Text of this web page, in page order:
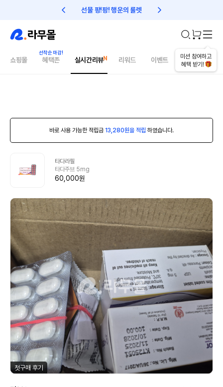
선물 팡!팡! 행운의 룰렛 친구초대 1만원 리워드!
미션 참여하고
혜택 받기!
쇼핑몰 혜택존 실시간리뷰 리워드 이벤트 건강매거진
바로 사용 가능한 적립금 13,280원을 적립 하였습니다.
타다라필
타다주브 5mg
60,000원
첫구매 후기